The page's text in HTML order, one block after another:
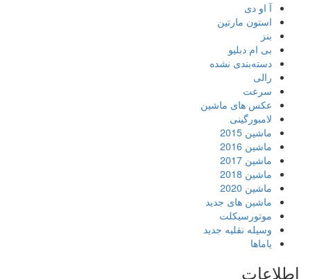
آ او دی
استون مارتین
بنز
بی ام دبلیو
دسته‌بندی نشده
رالی
سرعت
عکس های ماشین
لامبورگینی
ماشین 2015
ماشین 2016
ماشین 2017
ماشین 2018
ماشین 2020
ماشین های جدید
موتورسیکلت
وسیله نقلیه جدید
یاماها
اطلاعات